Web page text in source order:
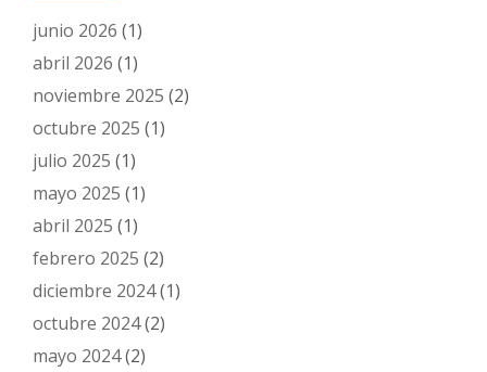
junio 2026 (1)
abril 2026 (1)
noviembre 2025 (2)
octubre 2025 (1)
julio 2025 (1)
mayo 2025 (1)
abril 2025 (1)
febrero 2025 (2)
diciembre 2024(1)
octubre 2024(2)
mayo 2024(2)